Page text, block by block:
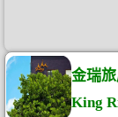
金瑞
King